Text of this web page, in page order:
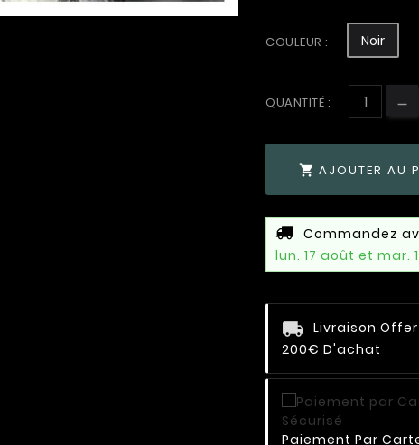
COULEUR : Noir
QUANTITÉ :
 AJOUTER AU
Commandez
lun. 17 août et mar.
Livraison
200€ D'achat
Paiement Par